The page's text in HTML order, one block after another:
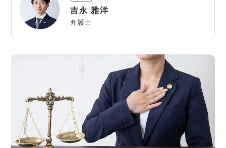
刑事事件
債務整理
交通事故
遺産相続
労働問題
AI Search Premium
掲載をご検討の弁護士の方へ
吉永 雅洋
弁護士